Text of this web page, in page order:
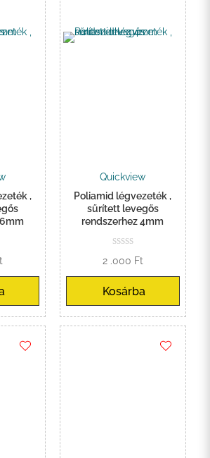
,
Quickview
Poliamid légvezeték ,
sűrített levegős
rendszerhez 4mm
2 .000 Ft
Kosárba